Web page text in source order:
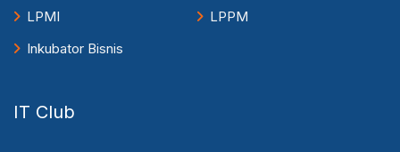
LPMI
LPPM
Inkubator Bisnis
IT Club